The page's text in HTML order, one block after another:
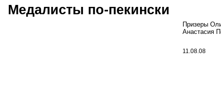
Медалисты по-пекински
Призеры
Анастасия
11.08.08